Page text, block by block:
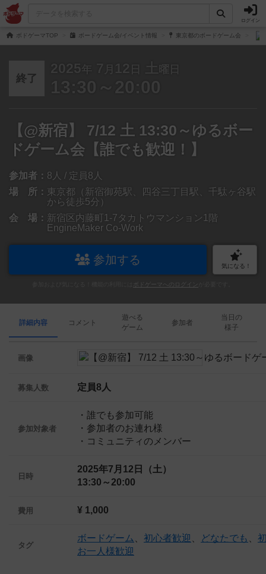
ログイン
ボドゲーマTOP ボードゲーム会/イベント情報 東京都のボードゲーム会
終了
2025 年 7 月 12 日 土 曜日
13:30～20:00
【@新宿】 7/12 土 13:30～ゆるボー
ドゲーム会【誰でも歓迎！】
参加者： 8人 / 定員8人
場 所： 東京都（新宿御苑駅、四谷三丁目駅、千駄ヶ谷駅
から徒歩5分）
会 場： 新宿区内藤町1-7タカトウマンション1階
EngineMaker Co-Work
参加する 気になる！
ボドゲーマへのログイン
詳細内容 コメント
遊べる
ゲーム
参加者
当日の
様子
画像
募集人数 定員8人
参加対象者
・誰でも参加可能
・参加者のお連れ様
・コミュニティのメンバー
日時
2025年7月12日（土）
13:30～20:00
費用 ¥ 1,000
タグ
ボードゲーム 初心者歓迎 どなたでも
お一人様歓迎